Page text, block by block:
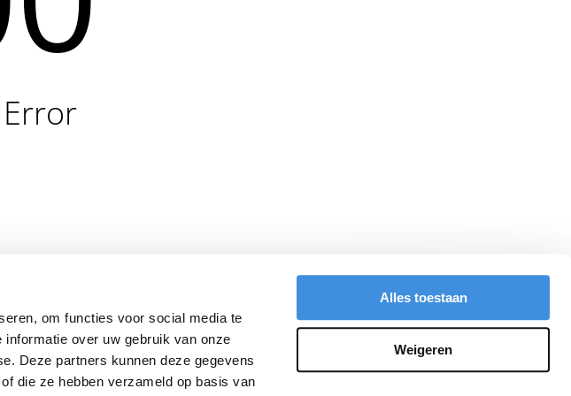
om functies voor social media te
over uw gebruik van onze
Deze partners kunnen deze gegevens
die ze hebben verzameld op basis van
Alles toestaan
Weigeren